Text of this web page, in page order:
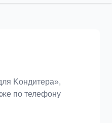
Koндитeрa»,
по телефону